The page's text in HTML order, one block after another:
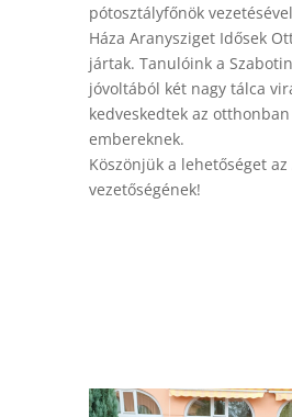
pótosztályfőnök
Háza Aranysziget Idősek
jártak. Tanulóink a
jóvoltából két nagy tálca
kedveskedtek az
embereknek.
Köszönjük a lehetőséget
vezetőségének!